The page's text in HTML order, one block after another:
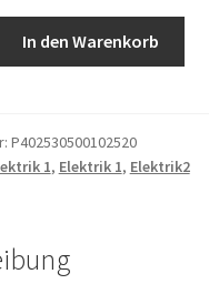
In den Warenkorb
P402530500102520
1, Elektrik 1, Elektrik2